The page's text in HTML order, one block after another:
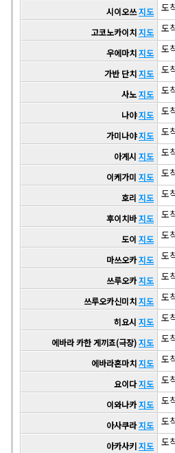
시이오쓰지도 도
고코노카이치지도 도
우에마치지도 도
가반 단치지도 도
사노지도 도
나야지도 도
가미나야지도 도
아게시 지도 도
이케가미 지도 도
호리 지도 도
후이치바지도 도
도이 지도 도
마쓰오카지도 도
쓰루오카지도 도
쓰루오카신미치지도 도
히요시 지도 도
에바라 카한 게끼죠(극장)지도 도
에바라혼마치지도 도
요이다지도 도
이와나카지도 도
아사쿠라지도 도
아카사키지도 도